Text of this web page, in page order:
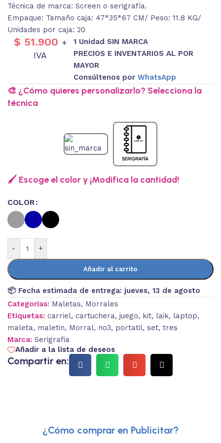
Técnica de marca: Screen o serigrafía.
Empaque: Tamaño caja: 47*35*67 CM/ Peso: 11.8 KG/
Unidades por caja: 20
$ 51.900 +
IVA
1 Unidad SIN MARCA
PRECIOS E INVENTARIOS AL POR
MAYOR
Consúltenos por WhatsApp
🎨 ¿Cómo quieres personalizarlo? Selecciona la
técnica
🖌️ Escoge el color y ¡Modifica la cantidad!
COLOR
- +
Añadir al carrito
📦 Fecha estimada de entrega: jueves, 13 de agosto
Categorías: Maletas, Morrales
Etiquetas: carriel, cartuchera, juego, kit, laik, laptop,
maleta, maletin, Morral, no3, portatil, set, tres
Marca: Serigrafia
Añadir a la lista de deseos
Compartir en:
¿Cómo comprar en Publicitar?